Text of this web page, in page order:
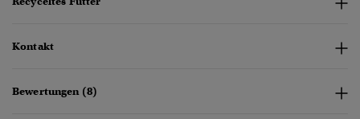
Kontakt
Bewertungen (8)